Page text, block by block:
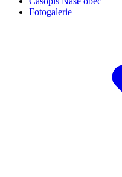
Fotogalerie